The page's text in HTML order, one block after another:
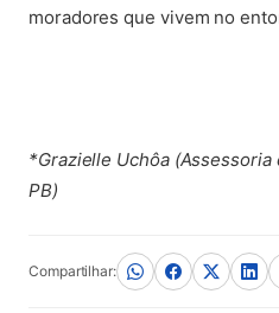
moradores que vivem no
*Grazielle Uchôa
PB)
Compartilhar: